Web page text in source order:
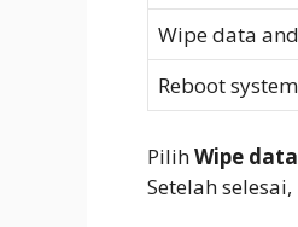
Wipe data
Reboot
PilihWipe
Setelah